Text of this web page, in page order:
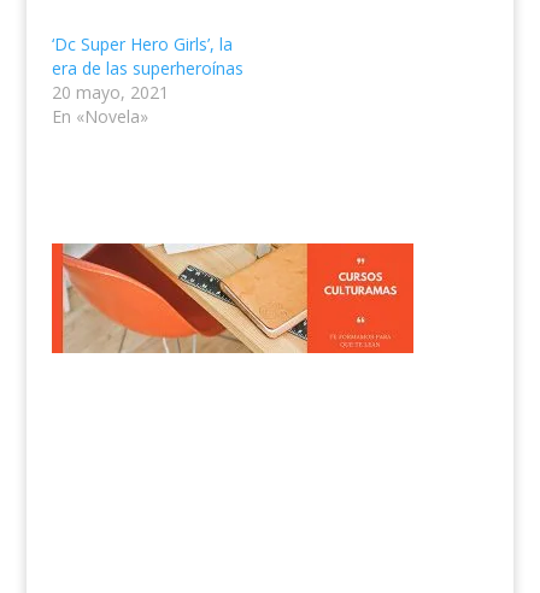
‘Dc Super Hero Girls’, la
era de las superheroínas
20 mayo, 2021
En «Novela»